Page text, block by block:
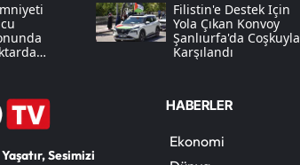
Filistin'e Destek Için
Yola Çıkan Konvoy
Şanlıurfa'da Coşkuyla
Karşılandı
Sesimizi
HABERLER
Ekonomi